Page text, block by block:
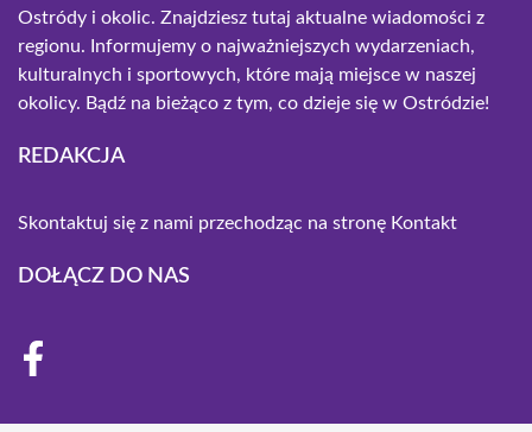
Ostródy i okolic. Znajdziesz tutaj aktualne wiadomości z
regionu. Informujemy o najważniejszych wydarzeniach,
kulturalnych i sportowych, które mają miejsce w naszej
okolicy. Bądź na bieżąco z tym, co dzieje się w Ostródzie!
REDAKCJA
Skontaktuj się z nami przechodząc na stronę Kontakt
DOŁĄCZ DO NAS